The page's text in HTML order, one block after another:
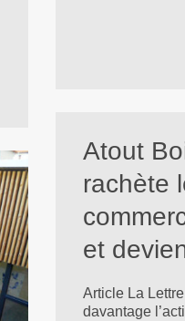
Atout
rachète
et
Article La
davantage